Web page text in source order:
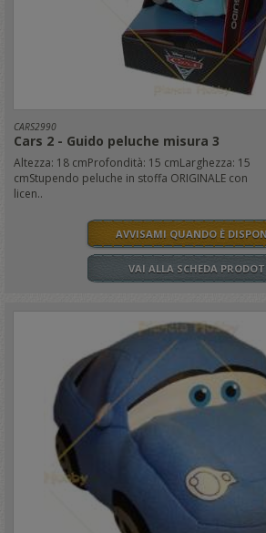
CARS2990
Cars 2 - Guido peluche misura 3
Altezza: 18 cmProfondità: 15 cmLarghezza: 15
cmStupendo peluche in stoffa ORIGINALE con
licen..
AVVISAMI QUANDO È
VAI ALLA SCHEDA